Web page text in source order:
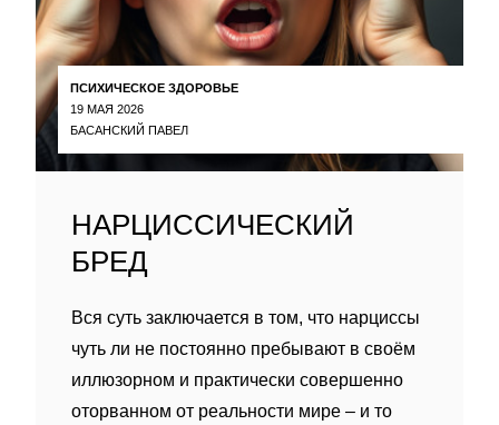
ПСИХИЧЕСКОЕ ЗДОРОВЬЕ
19 МАЯ 2026
БАСАНСКИЙ ПАВЕЛ
НАРЦИССИЧЕСКИЙ
БРЕД
Вся суть заключается в том, что нарциссы
чуть ли не постоянно пребывают в своём
иллюзорном и практически совершенно
оторванном от реальности мире – и то